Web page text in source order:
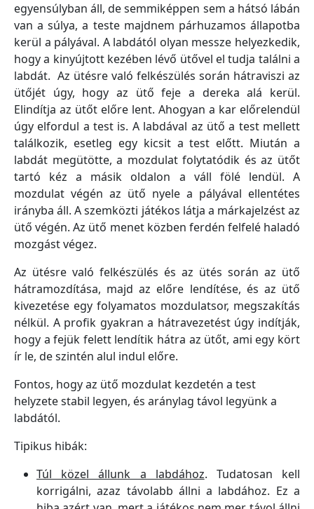
egyensúlyban áll, de semmiképpen sem a hátsó lábán
van a súlya, a teste majdnem párhuzamos állapotba
kerül a pályával. A labdától olyan messze helyezkedik,
hogy a kinyújtott kezében lévő ütővel el tudja találni a
labdát. Az ütésre való felkészülés során hátraviszi az
ütőjét úgy, hogy az ütő feje a dereka alá kerül.
Elindítja az ütőt előre lent. Ahogyan a kar előrelendül
úgy elfordul a test is. A labdával az ütő a test mellett
találkozik, esetleg egy kicsit a test előtt. Miután a
labdát megütötte, a mozdulat folytatódik és az ütőt
tartó kéz a másik oldalon a váll fölé lendül. A
mozdulat végén az ütő nyele a pályával ellentétes
irányba áll. A szemközti játékos látja a márkajelzést az
ütő végén. Az ütő menet közben ferdén felfelé haladó
mozgást végez.
Az ütésre való felkészülés és az ütés során az ütő
hátramozdítása, majd az előre lendítése, és az ütő
kivezetése egy folyamatos mozdulatsor, megszakítás
nélkül. A profik gyakran a hátravezetést úgy indítják,
hogy a fejük felett lendítik hátra az ütőt, ami egy kört
ír le, de szintén alul indul előre.
Fontos, hogy az ütő mozdulat kezdetén a test
helyzete stabil legyen, és aránylag távol legyünk a
labdától.
Tipikus hibák:
Túl közel állunk a labdához. Tudatosan kell
korrigálni, azaz távolabb állni a labdához. Ez a